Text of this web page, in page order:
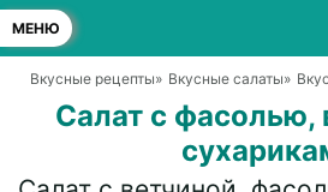
МЕНЮ
Вкусные рецепты» Вкусные салаты»
Салат с фасолью,